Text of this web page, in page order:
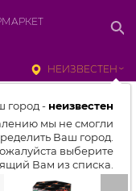
НЕИЗВЕСТЕН
город - неизвестен
мы не смогли
Ваш город.
выберите
Вам из списка.